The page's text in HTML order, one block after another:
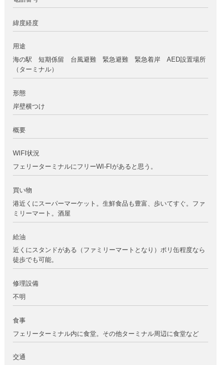
緯度経度
用途
海の駅 短期係留 台風避難 緊急避難 緊急着岸 AED設置場所
（ターミナル）
形態
岸壁横つけ
概要
WIFI状況
フェリーターミナルにフリーWI-FIがあると思う。
買い物
港近くにスーパーマーケット。生鮮食品も豊富、歩いてすぐ。ファ
ミリーマート。酒屋
給油
近くにスタンドがある（ファミリーマートとなり）ポリ缶程度なら
徒歩でも可能。
修理設備
不明
食事
フェリーターミナル内に食堂。その他ターミナル周辺に食堂など
交通